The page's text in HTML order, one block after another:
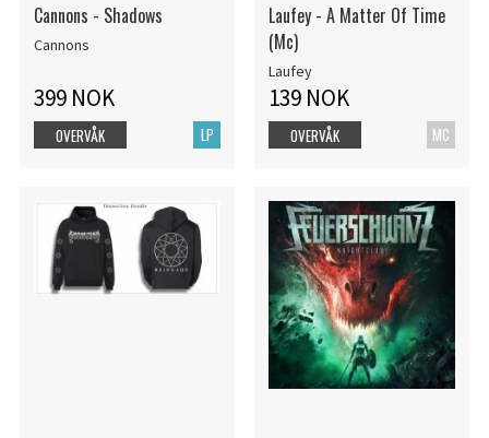
Cannons - Shadows
Cannons
399 NOK
LP
OVERVÅK
Laufey - A Matter Of Time
(Mc)
Laufey
139 NOK
MC
OVERVÅK